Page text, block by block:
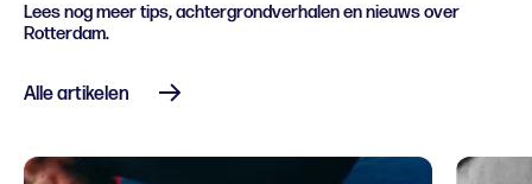
Lees nog meer tips, achtergrondverhalen en nieuws over
Rotterdam.
Alle artikelen